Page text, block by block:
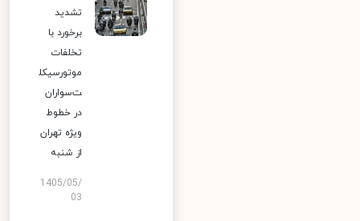
تشدید
برخورد با
تخلفات
موتورسیکل
ت‌سواران
در خطوط
ویژه تهران
از شنبه
1405/05/
03